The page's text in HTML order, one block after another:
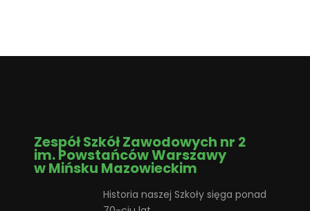
Zespół Szkół Zawodowych nr 2
im. Powstańców Warszawy
w Mińsku Mazowieckim
Historia naszej Szkoły sięga ponad